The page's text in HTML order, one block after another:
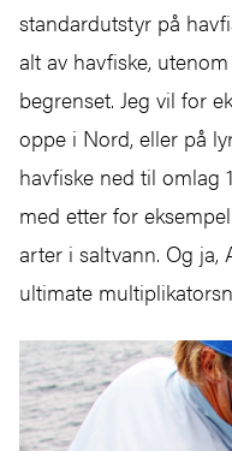
standardutstyr på
alt av havfiske,
begrenset. Jeg vil for
oppe i Nord, eller på
havfiske ned til omlag
med etter for
arter i saltvann. Og ja,
ultimate